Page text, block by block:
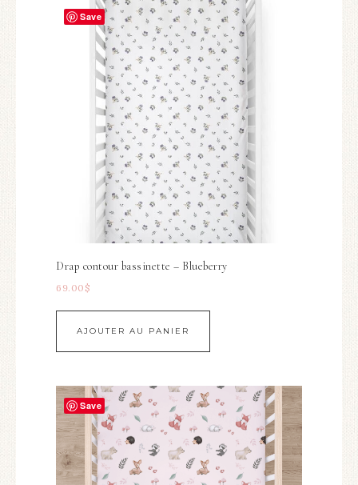
Save
Drap contour bassinette – Blueberry
69.00 $
AJOUTER AU PANIER
Save